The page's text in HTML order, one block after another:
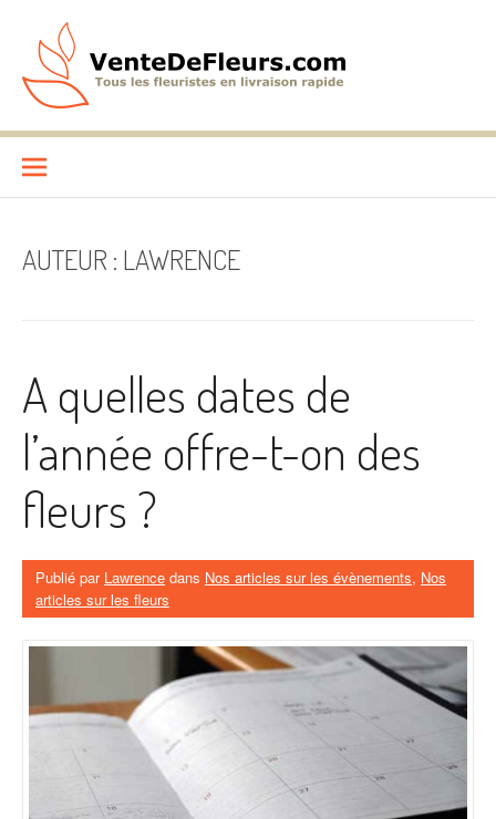
contenu
VenteDeFleurs.com
AUTEUR : LAWRENCE
A quelles dates de
l’année offre-t-on des
fleurs ?
Publié par Lawrence dans Nos articles sur les évènements, Nos
articles sur les fleurs